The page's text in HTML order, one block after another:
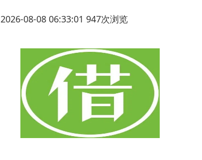
2026-08-08 06:33:01 947次浏览